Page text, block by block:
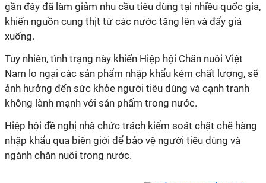
gần đây đã làm giảm nhu cầu tiêu dùng tại nhiều quốc gia,
khiến nguồn cung thịt từ các nước tăng lên và đẩy giá
xuống.
Tuy nhiên, tình trạng này khiến Hiệp hội Chăn nuôi Việt
Nam lo ngại các sản phẩm nhập khẩu kém chất lượng, sẽ
ảnh hưởng đến sức khỏe người tiêu dùng và cạnh tranh
không lành mạnh với sản phẩm trong nước.
Hiệp hội đề nghị nhà chức trách kiểm soát chặt chẽ hàng
nhập khẩu qua biên giới để bảo vệ người tiêu dùng và
ngành chăn nuôi trong nước.